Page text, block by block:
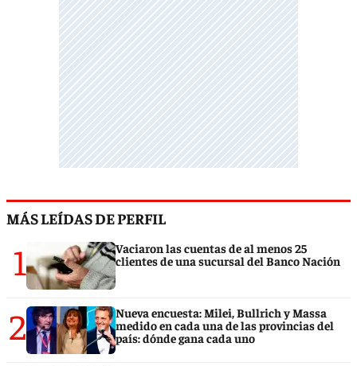
MÁS LEÍDAS DE PERFIL
1
Vaciaron las cuentas de al menos 25
clientes de una sucursal del Banco Nación
2
Nueva encuesta: Milei, Bullrich y Massa
medido en cada una de las provincias del
país: dónde gana cada uno